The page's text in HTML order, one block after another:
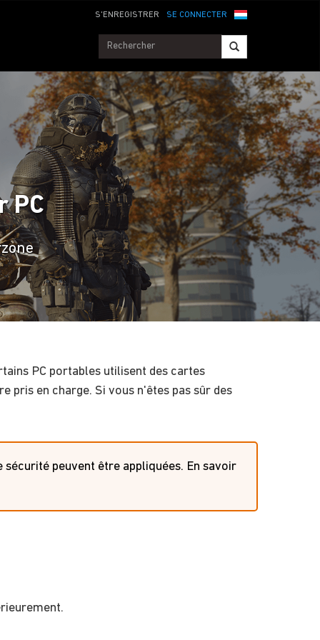
SE CONNECTER
S'ENREGISTRER
PC
PC portables utilisent des cartes
pris en charge. Si vous n'êtes pas sûr des
sécurité peuvent être appliquées. En savoir